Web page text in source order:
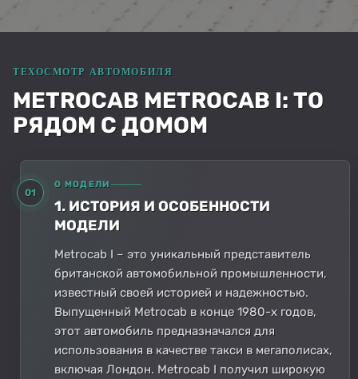
METROCAB METROCAB I: ТО
РЯДОМ С ДОМОМ
01
О МОДЕЛИ
1. ИСТОРИЯ И ОСОБЕННОСТИ
МОДЕЛИ
Metrocab I – это уникальный представитель
британской автомобильной промышленности,
известный своей историей и надежностью.
Выпущенный Metrocab в конце 1980-х годов,
этот автомобиль предназначался для
использования в качестве такси в мегаполисах,
включая Лондон. Metrocab I получил широкую